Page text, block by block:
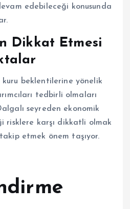
edebileceği konusunda
Dikkat Etmesi
kuru beklentilerine yönelik
tedbirli olmaları
seyreden ekonomik
risklere karşı dikkatli olmak
etmek önem taşıyor.